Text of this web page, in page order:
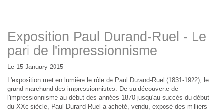
Exposition Paul Durand-Ruel - Le
pari de l'impressionnisme
Le 15 January 2015
L'exposition met en lumière le rôle de Paul Durand-Ruel (1831-1922), le
grand marchand des impressionnistes. De sa découverte de
l'impressionnisme au début des années 1870 jusqu'au succès du début
du XXe siècle, Paul Durand-Ruel a acheté, vendu, exposé des milliers